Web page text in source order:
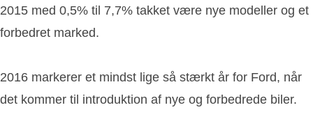
2015 med 0,5% til 7,7% takket være nye modeller og et
forbedret marked.
2016 markerer et mindst lige så stærkt år for Ford, når
det kommer til introduktion af nye og forbedrede biler.